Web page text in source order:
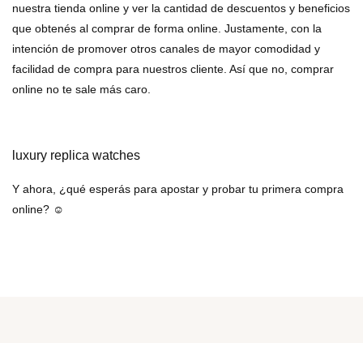
nuestra tienda online y ver la cantidad de descuentos y beneficios
que obtenés al comprar de forma online. Justamente, con la
intención de promover otros canales de mayor comodidad y
facilidad de compra para nuestros cliente. Así que no, comprar
online no te sale más caro.
luxury replica watches
Y ahora, ¿qué esperás para apostar y probar tu primera compra
online? ☺